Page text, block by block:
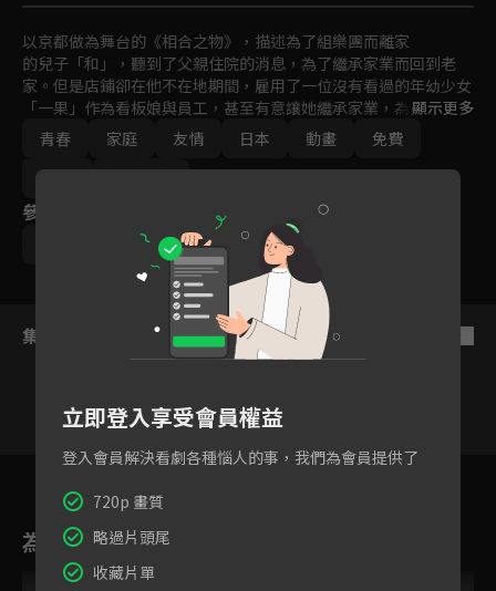
以京都做為舞台的《相合之物》，描述為了組樂團而離家
的兒子「和」，聽到了父親住院的消息，為了繼承家業而回到老
家。但是店鋪卻在他不在地期間，雇用了一位沒有看過的年幼少女
「一果」作為看板娘與員工，甚至有意讓她繼承家業，為此，一果
甚至相當敵視當初離家出走的和。以和菓子店做為中心的暖心之作
就此展開。
顯示更多
青春
家庭 友情 日本 動畫
免費
參與演員
集數列表
2 3 4 5
為您推薦
立即登入享受會員權益
登入會員解決看劇各種惱人的事，我們為會員提供了
720p 畫質
略過片頭尾
收藏片單